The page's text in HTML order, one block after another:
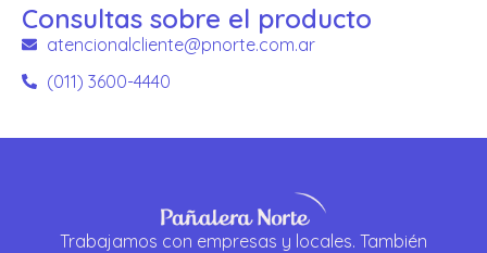
Consultas sobre el producto
atencionalcliente@pnorte.com.ar
(011) 3600-4440
Trabajamos con empresas y locales. También